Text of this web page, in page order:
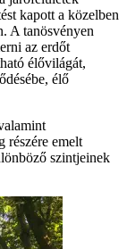
kapott a közelben
A tanösvényen
az erdőt
élővilágát,
élő
részére emelt
szintjeinek